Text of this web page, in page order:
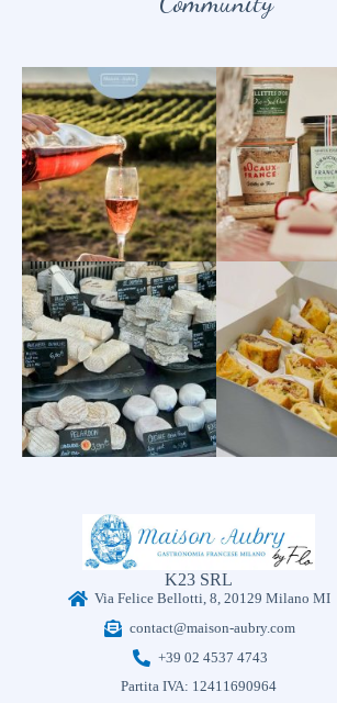
K23 SRL
Via Felice Bellotti, 8, 20129 Milano MI
contact@maison-aubry.com
+39 02 4537 4743
Partita IVA: 12411690964